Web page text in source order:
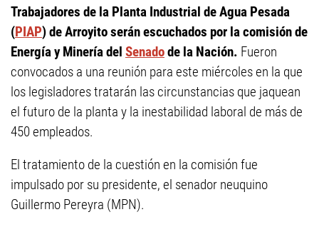
Trabajadores de la Planta Industrial de Agua Pesada
(PIAP) de Arroyito serán escuchados por la comisión de
Energía y Minería del Senadode la Nación. Fueron
convocados a una reunión para este miércoles en la que
los legisladores tratarán las circunstancias que jaquean
el futuro de la planta y la inestabilidad laboral de más de
450 empleados.
El tratamiento de la cuestión en la comisión fue
impulsado por su presidente, el senador neuquino
Guillermo Pereyra (MPN).